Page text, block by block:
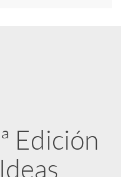
Edición